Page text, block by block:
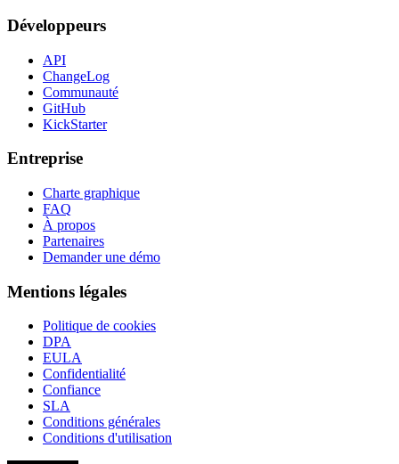
Développeurs
API
ChangeLog
Communauté
GitHub
KickStarter
Entreprise
Charte graphique
FAQ
À propos
Partenaires
Demander une démo
Mentions légales
Politique de cookies
DPA
EULA
Confidentialité
Confiance
SLA
Conditions générales
Conditions d'utilisation